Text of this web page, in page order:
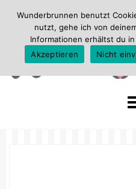
Wunderbrunnen benutzt
nutzt, gehe ich von
Informationen erhältst du
Akzeptieren
Nicht